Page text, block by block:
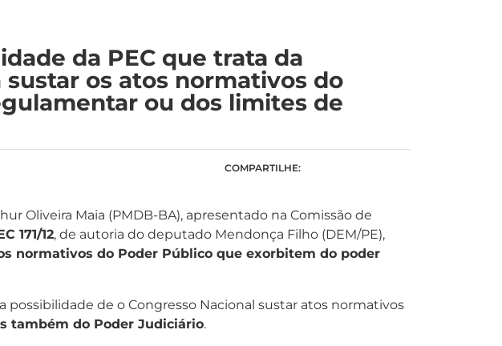
da PEC que trata da
os atos normativos do
ou dos limites de
COMPARTILHE:
Oliveira Maia (PMDB-BA), apresentado na Comissão de
171/12, de autoria do deputado Mendonça Filho (DEM/PE),
normativos do Poder Público que exorbitem do poder
possibilidade de o Congresso Nacional sustar atos normativos
também do Poder Judiciário.